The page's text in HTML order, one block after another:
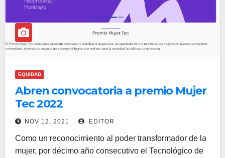
EQUIDAD
Abren convocatoria a premio Mujer
Tec 2022
NOV 12, 2021 EDITOR
Como un reconocimiento al poder transformador de la
mujer, por décimo año consecutivo el Tecnológico de